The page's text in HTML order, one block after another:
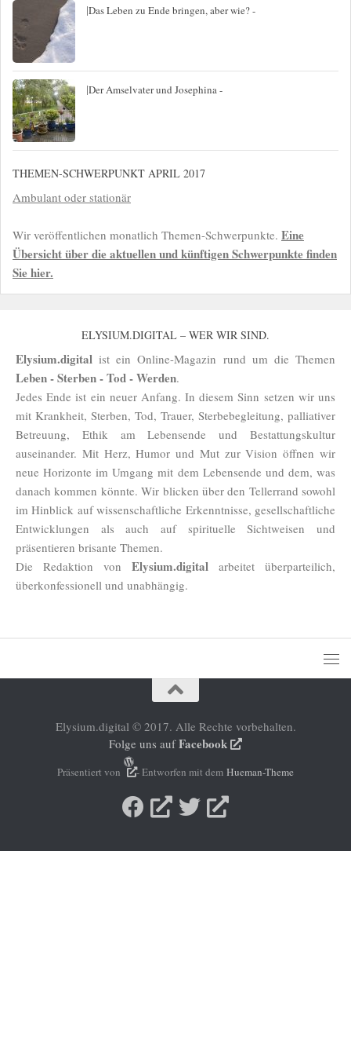
|Das Leben zu Ende bringen, aber wie? -
|Der Amselvater und Josephina -
THEMEN-SCHWERPUNKT APRIL 2017
Ambulant oder stationär
Wir veröffentlichen monatlich Themen-Schwerpunkte. Eine
Übersicht über die aktuellen und künftigen Schwerpunkte finden
Sie hier.
ELYSIUM.DIGITAL – WER WIR SIND.
Elysium.digital ist ein Online-Magazin rund um die Themen
Leben - Sterben - Tod - Werden.
Jedes Ende ist ein neuer Anfang. In diesem Sinn setzen wir uns
mit Krankheit, Sterben, Tod, Trauer, Sterbebegleitung, palliativer
Betreuung, Ethik am Lebensende und Bestattungskultur
auseinander. Mit Herz, Humor und Mut zur Vision öffnen wir
neue Horizonte im Umgang mit dem Lebensende und dem, was
danach kommen könnte. Wir blicken über den Tellerrand sowohl
im Hinblick auf wissenschaftliche Erkenntnisse, gesellschaftliche
Entwicklungen als auch auf spirituelle Sichtweisen und
präsentieren brisante Themen.
Die Redaktion von Elysium.digital arbeitet überparteilich,
überkonfessionell und unabhängig.
Elysium.digital © 2017. Alle Rechte vorbehalten.
Folge uns aufFacebook
Präsentiert von - Entworfen mit demHueman-Theme